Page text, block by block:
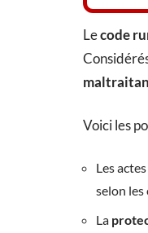
Lecode
Voici les
Les
selon les
La